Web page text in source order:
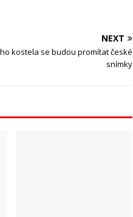
NEXT
kostela se budou promítat české
snímky